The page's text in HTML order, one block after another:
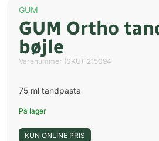
GUM
GUM Ortho
bøjle
Varenummer (SKU): 215094
75 ml tandpasta
På lager
KUN ONLINE PRIS